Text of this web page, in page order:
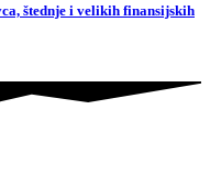
štednje i velikih finansijskih